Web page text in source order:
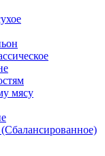
мясу